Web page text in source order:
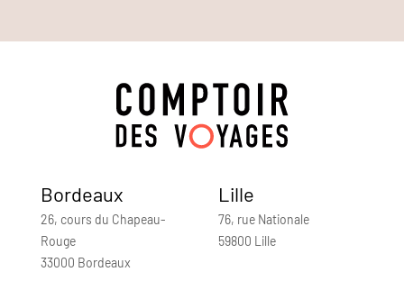
Bordeaux
26, cours du Chapeau-
Rouge
33000 Bordeaux
Lille
76, rue Nationale
59800 Lille